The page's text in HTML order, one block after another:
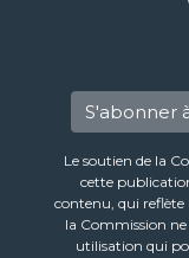
S'abonner
Le soutien de la
cette
contenu, qui reflète
la Commission
utilisation qui